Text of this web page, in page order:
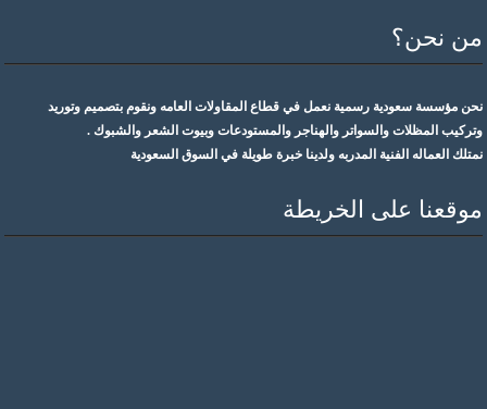
من نحن؟
نحن مؤسسة سعودية رسمية نعمل في قطاع المقاولات العامه ونقوم بتصميم وتوريد
وتركيب المظلات والسواتر والهناجر والمستودعات وبيوت الشعر والشبوك .
نمتلك العماله الفنية المدربه ولدينا خبرة طويلة في السوق السعودية
موقعنا على الخريطة